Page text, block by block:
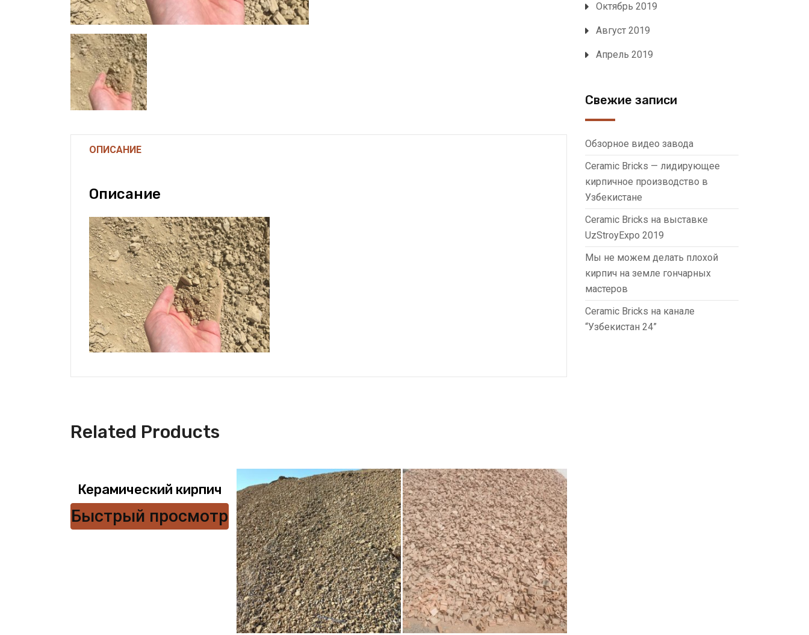
ОПИСАНИЕ
Описание
Related Products
Керамический кирпич
Быстрый просмотр
Октябрь 2019
Август 2019
Апрель 2019
Свежие записи
Обзорное видео завода
Ceramic Bricks — лидирующее
кирпичное производство в
Узбекистане
Ceramic Bricks на выставке
UzStroyExpo 2019
Мы не можем делать плохой
кирпич на земле гончарных
мастеров
Ceramic Bricks на канале
“Узбекистан 24”